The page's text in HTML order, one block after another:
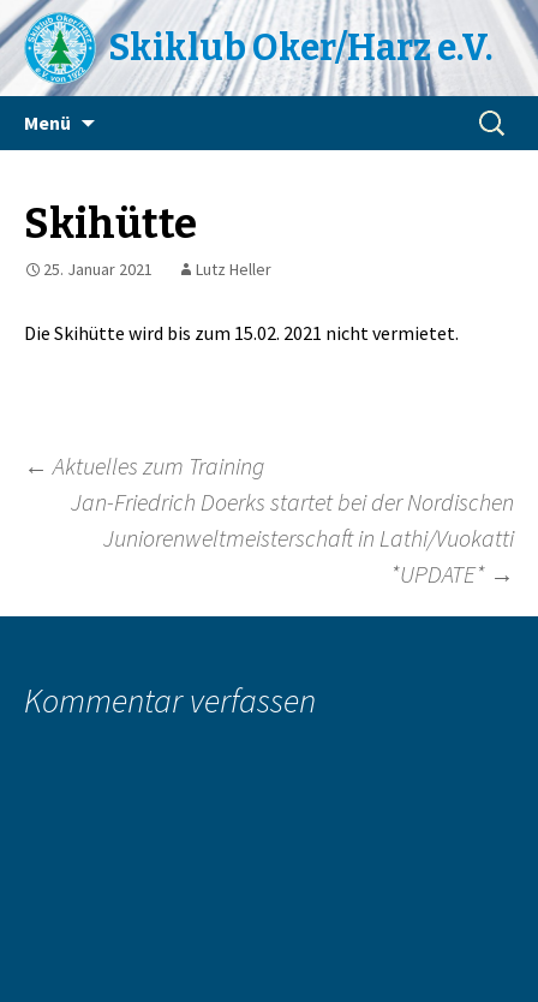
Skiklub Oker/Harz e.V.
Menü
Suchen
nach:
Skihütte
25. Januar 2021 Lutz Heller
Die Skihütte wird bis zum 15.02. 2021 nicht vermietet.
Beitragsnavigation
← Aktuelles zum Training
Jan-Friedrich Doerks startet bei der Nordischen
Juniorenweltmeisterschaft in Lathi/Vuokatti
*UPDATE* →
Kommentar verfassen